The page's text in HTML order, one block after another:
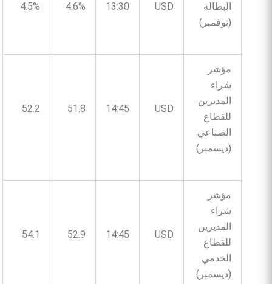
البطالة
(نوفمبر)
USD
13:30
4.6%
4.5%
مؤشر
شراء
المديرين
للقطاع
الصناعي
(ديسمبر)
USD
14:45
51.8
52.2
مؤشر
شراء
المديرين
للقطاع
الخدمي
(ديسمبر)
USD
14:45
52.9
54.1